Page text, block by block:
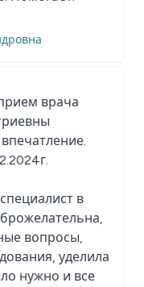
врача
в
вопросы,
уделила
нужно и все